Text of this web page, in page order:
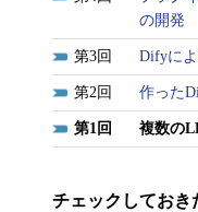
の開発
3 Difyに
2 作った
1 複数の
チェックしておき